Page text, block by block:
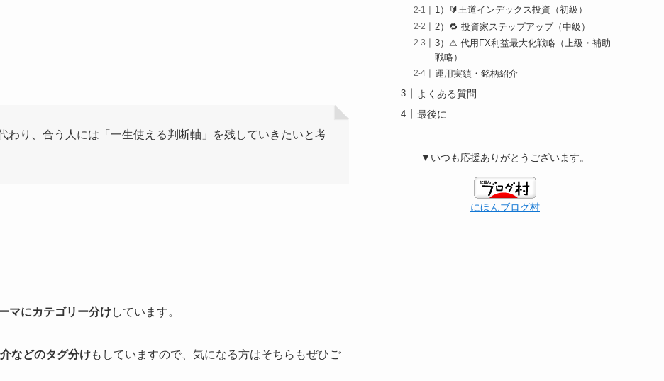
わり、合う人には「一生使える判断軸」を残していきたいと考
マにカテゴリー分けしています。
などのタグ分けもしていますので、気になる方はそちらもぜひご
1）🔰王道インデックス投資（初級）
2）🔁 投資家ステップアップ（中級）
3）⚠ 代用FX利益最大化戦略（上級・補助
戦略）
運用実績・銘柄紹介
よくある質問
最後に
▼いつも応援ありがとうございます。
にほんブログ村